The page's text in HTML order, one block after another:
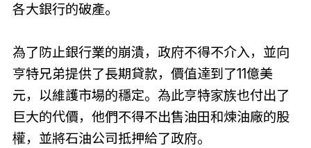
各大銀行的破產。
為了防止銀行業的崩潰，政府不得不介入，並向
亨特兄弟提供了長期貸款，價值達到了11億美
元，以維護市場的穩定。為此亨特家族也付出了
巨大的代價，他們不得不出售油田和煉油廠的股
權，並將石油公司抵押給了政府。